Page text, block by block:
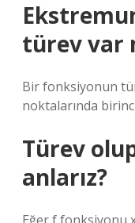
türev var
Bir fonksiyonun
noktalarında
Türev
anlarız?